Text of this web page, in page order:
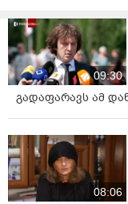
სამსახურებრივ
განხორციელებული
დაირღვა
დაზიანდა მისი
ბრალდებულები 28
კანონით
კოდექსის 333-ე
ქვეპუნქტით
09:30
გადაფარავს ამ
08:06